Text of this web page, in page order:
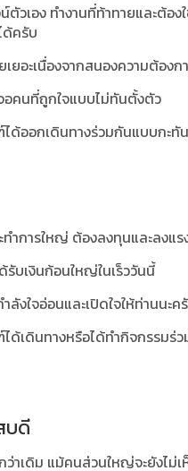
วเอง ทำงานที่ท้าทายและต้อง
ด้ครับ
เยอะเนื่องจากสนองความต้อง
อคนที่ถูกใจแบบไม่ทันตั้งตัว
ด้ออกเดินทางร่วมกันแบบกะทั
ำการใหญ่ ต้องลงทุนและลงแร
รับเงินก้อนใหญ่ในเร็ววันนี้
งใจอ่อนและเปิดใจให้ท่านนะค
ด้เดินทางหรือได้ทำกิจกรรมร่
บดี
าเดิม แม้คนส่วนใหญ่จะยังไม่